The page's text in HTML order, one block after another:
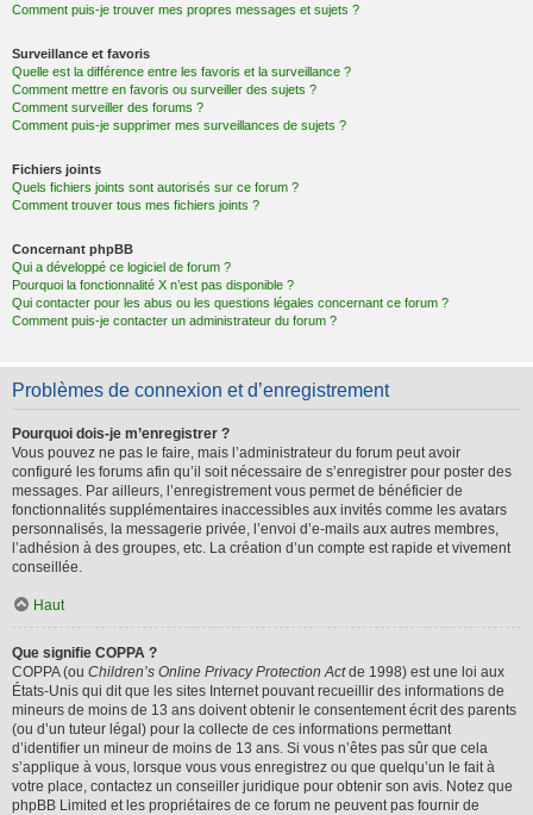
Comment puis-je trouver mes propres messages et sujets ?
Surveillance et favoris
Quelle est la différence entre les favoris et la surveillance ?
Comment mettre en favoris ou surveiller des sujets ?
Comment surveiller des forums ?
Comment puis-je supprimer mes surveillances de sujets ?
Fichiers joints
Quels fichiers joints sont autorisés sur ce forum ?
Comment trouver tous mes fichiers joints ?
Concernant phpBB
Qui a développé ce logiciel de forum ?
Pourquoi la fonctionnalité X n’est pas disponible ?
Qui contacter pour les abus ou les questions légales concernant ce forum ?
Comment puis-je contacter un administrateur du forum ?
Problèmes de connexion et d’enregistrement
Pourquoi dois-je m’enregistrer ?
Vous pouvez ne pas le faire, mais l’administrateur du forum peut avoir
configuré les forums afin qu’il soit nécessaire de s’enregistrer pour poster des
messages. Par ailleurs, l’enregistrement vous permet de bénéficier de
fonctionnalités supplémentaires inaccessibles aux invités comme les avatars
personnalisés, la messagerie privée, l’envoi d’e-mails aux autres membres,
l’adhésion à des groupes, etc. La création d’un compte est rapide et vivement
conseillée.
Haut
Que signifie COPPA ?
COPPA (ou Children’s Online Privacy Protection Actde 1998) est une loi aux
États-Unis qui dit que les sites Internet pouvant recueillir des informations de
mineurs de moins de 13 ans doivent obtenir le consentement écrit des parents
(ou d’un tuteur légal) pour la collecte de ces informations permettant
d’identifier un mineur de moins de 13 ans. Si vous n’êtes pas sûr que cela
s’applique à vous, lorsque vous vous enregistrez ou que quelqu’un le fait à
votre place, contactez un conseiller juridique pour obtenir son avis. Notez que
phpBB Limited et les propriétaires de ce forum ne peuvent pas fournir de